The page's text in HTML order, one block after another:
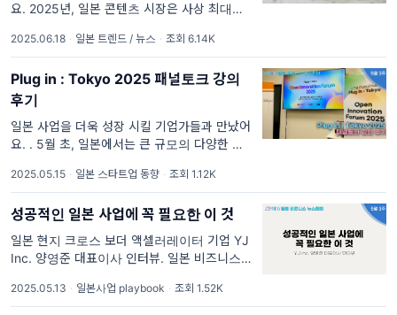
요. 2025년, 일본 콘텐츠 시장은 사상 최대로
에서는 U-KNOCK 2025 오리엔테이션 현장에
서 강의 한 내용을 토대로 만들었는데요.
2025.06.18 · 일본 트렌드 / 뉴스 · 조회 6.14K
Plug in : Tokyo 2025 패널토크 강의
후기
일본 사업을 더욱 성장 시킬 기업가들과 만났어
요. . 5월 초, 일본에서는 큰 규모의 다양한 스
히 의미 있었던 두 행사, Plug in : Tokyo
2025와 START UP JAPAN
2025.05.15 · 일본 스타트업 동향 · 조회 1.12K
성공적인 일본 사업에 꼭 필요한 이 것
일본 현지 크로스 보더 액셀러레이터 기업 YJ
Inc. 양영준 대표이사 인터뷰. 일본 비즈니스를
어야만 비즈니스 기회를 발견할 수 있습니다.
이번 편 지팡은 일본 현지의 크로스 보더 액셀
2025.05.13 · 일본사업 playbook · 조회 1.52K